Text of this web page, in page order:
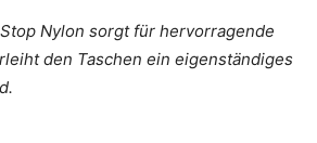
Nylon sorgt für hervorragende
den Taschen ein eigenständiges